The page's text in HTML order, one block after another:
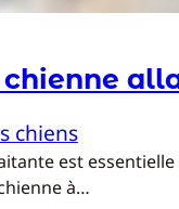
chienne
chiens
est
à…